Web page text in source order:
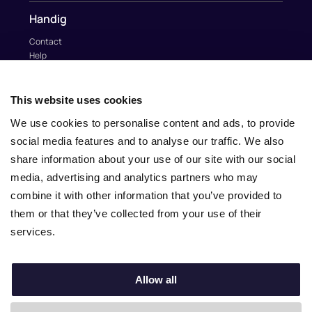
This website uses cookies
We use cookies to personalise content and ads, to provide
social media features and to analyse our traffic. We also
share information about your use of our site with our social
media, advertising and analytics partners who may
combine it with other information that you’ve provided to
them or that they’ve collected from your use of their
services.
Allow all
Handig
Contact
Help
info@nina.care